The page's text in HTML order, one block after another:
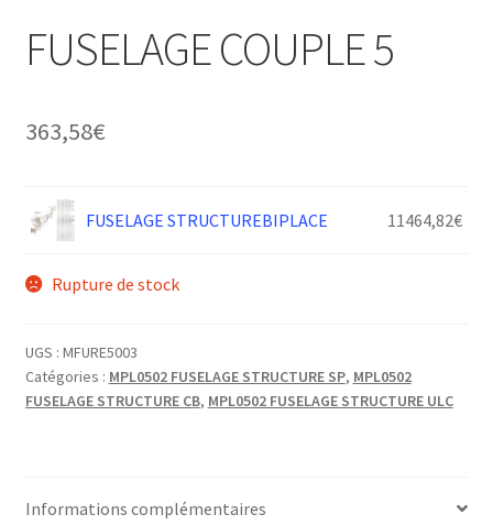
FUSELAGE COUPLE 5
363,58€
FUSELAGE STRUCTUREBIPLACE 11464,82€
Rupture de stock
UGS : MFURE5003
Catégories : MPL0502 FUSELAGE STRUCTURE SP, MPL0502
FUSELAGE STRUCTURE CB, MPL0502 FUSELAGE STRUCTURE ULC
Informations complémentaires